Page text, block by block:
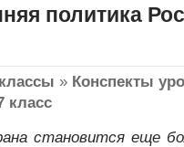
политика
» Конспекты
класс
становится еще